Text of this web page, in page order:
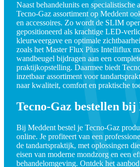
Naast behandelunits en specialistische
Tecno-Gaz assortiment op Meddent
en accessoires. Zo wordt de SLIM
gepositioneerd als krachtige LED-
kleurweergave en optimale
zoals het Master Flux Plus Intelliflux
wandbeugel bijdragen aan een
praktijkopstelling. Daarmee biedt
inzetbaar assortiment voor
naar kwaliteit, comfort en praktische
Tecno-Gaz bestellen
Bij Meddent bestel je Tecno-Gaz
online. Je profiteert van een
de tandartspraktijk, met oplossingen
eisen van moderne mondzorg en een
behandelomgeving. Ontdek het